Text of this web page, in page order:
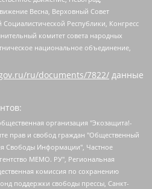
Весна, Верховный Совет
Республики, Конгресс
комитет совета народных
национальное объединение,
ru/documents/7822/ данные
с ограниченной ответственностью "Главный редактор 2021", Общество с ограниченной ответственностью "Ромашки монолит", Важенков Артем Валерьевич, Ивановская областная общественная организация "Центр гендерных исследований", Гурман Юрий Альбертович, Медиапроект "ОВД-Инфо", Егоров Владимир Владимирович, Жилинский Владимир Александрович, Общество с ограниченной ответственностью "ЗП", Иванова София Юрьевна, Карезина Инна Павловна, Кильтау Екатерина Викторовна, Петров Алексей Викторович, Пискунов Сергей Евгеньевич, Смирнов Сергей Сергеевич, Тихонов Михаил Сергеевич, Общество с ограниченной ответственностью "ЖУРНАЛИСТ-ИНОСТРАННЫЙ АГЕНТ", Арапова Галина Юрьевна, Вольтская Татьяна Анатольевна, Американская компания "Mason G.E.S. Anonymous Foundation" (США), являющаяся владельцем интернет-издания https://mnews.world/, Компания "Stichting Bellingcat", зарегистрированная в Нидерландах (дата регистрации 11.07.2018), Захаров Андрей Вячеславович, Клепиковская Екатерина Дмитриевна, Общество с ограниченной ответственностью "МЕМО", Перл Роман Александрович, Симонов Евгений Алексеевич, Соловьева Елена Анатольевна, Сотников Даниил Владимирович, Сурначева Елизавета Дмитриевна, Автономная некоммерческая организация по защите прав человека и информированию населения "Якутия – Наше Мнение", Общество с ограниченной ответственностью "Москоу диджитал медиа", с 26.01.2023 Общество с ограниченной ответственностью "Чайка Белые сады", Ветошкина Валерия Валерьевна, Заговора Максим Александрович, Межрегиональное общественное движение "Российская ЛГБТ - сеть", Оленичев Максим Владимирович, Павлов Иван Юрьевич, Скворцова Елена Сергеевна, Общество с ограниченной ответственностью "Как бы инагент", Кочетков Игорь Викторович, Общество с ограниченной ответственностью "Честные выборы", Еланчик Олег Александрович, Общество с ограниченной ответственностью "Нобелевский призыв", Гималова Регина Эмилевна, Григорьев Андрей Валерьевич, Григорьева Алина Александровна, Ассоциация по содействию защите прав призывников, альтернативнослужащих и военнослужащих "Правозащитная группа "Гражданин.Армия.Право", Хисамова Регина Фаритовна, Автономная некоммерческая организация по реализации социально-правовых программ "Лилит", Дальневосточное общественное движение "Маяк", Санкт-Петербургская ЛГБТ-инициативная группа "Выход", Инициативная группа ЛГБТ+ "Реверс", Алексеев Андрей Викторович, Бекбулатова Таисия Львовна, Беляев Иван Михайлович, Владыкина Елена Сергеевна, Гельман Марат Александрович, Никульшина Вероника Юрьевна, Толоконникова Надежда Андреевна, Шендерович Виктор Анатольевич, Общество с ограниченной ответственностью "Данное сообщение", Общество с ограниченной ответственностью Издательский дом "Новая глава", Айнбиндер Александра Александровна, Московский комьюнити-центр для ЛГБТ+инициатив, Благотворительный фонд развития филантропии, Deutsche Welle (Германия, Kurt-Schumacher-Strasse 3, 53113 Bonn), Борзунова Мария Михайловна, Воробьев Виктор Викторович, Голубева Анна Львовна, Константинова Алла Михайловна, Малкова Ирина Владимировна, Мурадов Мурад Абдулгалимович, Осетинская Елизавета Николаевна, Понасенков Евгений Николаевич, Ганапольский Матвей Юрьевич, Киселев Евгений Алексеевич, Борухович Ирина Григорьевна, Дремин Иван Тимофеевич, Дубровский Дмитрий Викторович, Красноярская региональная общественная организация поддержки и развития альтернативных образовательных технологий и межкультурных коммуникаций "ИНТЕРРА", Маяковская Екатерина Алексеевна, Фейгин Марк Захарович, Филимонов Андрей Викторович, Дзугкоева Регина Николаевна, Доброхотов Роман Александрович, Дудь Юрий Александрович, Елкин Сергей Владимирович, Кругликов Кирилл Игоревич, Сабунаева Мария Леонидовна, Семенов Алексей Владимирович, Шаинян Карен Багратович, Шульман Екатерина Михайловна, Асафьев Артур Валерьевич, Вахштайн Виктор Семенович, Венедиктов Алексей Алексеевич, Лушникова Екатерина Евгеньевна, Волков Леонид Михайлович, Невзоров Александр Глебович, Пархоменко Сергей Борисович, Сироткин Ярослав Николаевич, Кара-Мурза Владимир Владимирович, Баранова Наталья Владимировна, Гозман Леонид Яковлевич, Кагарлицкий Борис Юльевич, Климарев Михаил Валерьевич, Милов Владимир Станиславович, Автономная некоммерческая организация Краснодарский центр современного искусства "Типография", Моргенштерн Алишер Тагирович, Соболь Любовь Эдуардовна, Общество с ограниченной ответственностью "ЛИЗА НОРМ", Каспаров Гарри Кимович, Ходорковский Михаил Борисович, Общество с ограниченной ответственностью "Апрельские тезисы", Данилович Ирина Брониславовна, Кашин Олег Владимирович, Петров Николай Владимирович, Пивоваров Алексей Владимирович, Соколов Михаил Владимирович, Цветкова Юлия Владимировна, Чичваркин Евгений Александрович, Комитет против пыток/Команда против пыток, Общество с ограниченной ответственностью "Первый научный", Общество с ограниченной ответственностью "Вертолет и ко", Белоцерковская Вероника Борисовна, Кац Максим Евгеньевич, Лазарева Татьяна Юрьевна, Шаведдинов Руслан Табризович, Яшин Илья Валерьевич, Общество с ограниченной ответственностью "Иноагент ААВ", Алешковский Дмитрий Петрович, Альбац Евгения Марковна, Быков Дмитрий Львович, Галямина Юлия Евгеньевна, Лойко Сергей Леонидович, Мартынов Кирилл Константинович, Медведев Сергей Александрович, Крашенинников Федор Геннадиевич, Гордеева Катерина Вл